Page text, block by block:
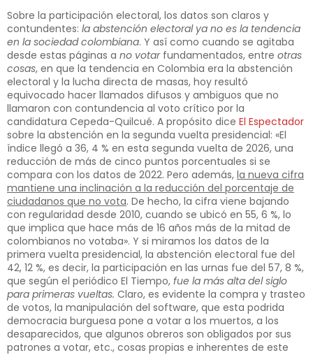
Sobre la participación electoral, los datos son claros y
contundentes: la abstención electoral ya no es la tendencia
en la sociedad colombiana. Y así como cuando se agitaba
desde estas páginas a no votarfundamentados, entre otras
cosas, en que la tendencia en Colombia era la abstención
electoral y la lucha directa de masas, hoy resultó
equivocado hacer llamados difusos y ambiguos que no
llamaron con contundencia al voto crítico por la
candidatura Cepeda-Quilcué. A propósito dice El Espectador
sobre la abstención en la segunda vuelta presidencial: «El
índice llegó a 36, 4 % en esta segunda vuelta de 2026, una
reducción de más de cinco puntos porcentuales si se
compara con los datos de 2022. Pero además, la nueva cifra
mantiene una inclinación a la reducción del porcentaje de
ciudadanos que no vota. De hecho, la cifra viene bajando
con regularidad desde 2010, cuando se ubicó en 55, 6 %, lo
que implica que hace más de 16 años más de la mitad de
colombianos no votaba». Y si miramos los datos de la
primera vuelta presidencial, la abstención electoral fue del
42, 12 %, es decir, la participación en las urnas fue del 57, 8 %,
que según el periódico El Tiempo, fue la más alta del siglo
para primeras vueltas. Claro, es evidente la compra y trasteo
de votos, la manipulación del software, que esta podrida
democracia burguesa pone a votar a los muertos, a los
desaparecidos, que algunos obreros son obligados por sus
patrones a votar, etc., cosas propias e inherentes de este